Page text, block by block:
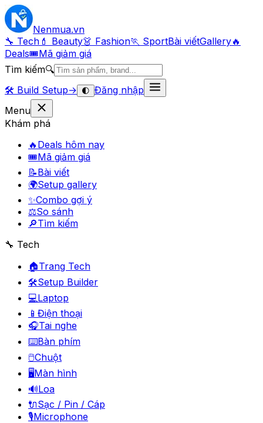
Nenmua.vn
🔧 Tech 💄 Beauty👗 Fashion🏃 SportBài viếtGallery🔥
Deals🎟Mã giảm giá
Tìm kiếm🔍
🛠️ Build Setup→ 🌓 Đăng nhập
Menu
Khám phá
🔥 Deals hôm nay
🎟Mã giảm giá
📝Bài viết
🌍Setup gallery
✨Combo gợi ý
⚖️So sánh
🔎Tìm kiếm
🔧 Tech
🏠Trang Tech
🛠️Setup Builder
💻Laptop
📱 Điện thoại
🎧Tai nghe
⌨️Bàn phím
🖱️Chuột
🖥️Màn hình
🔊Loa
🔌Sạc / Pin / Cáp
🎙️Microphone